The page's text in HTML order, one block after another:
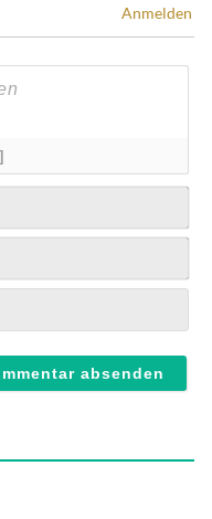
Anmelden